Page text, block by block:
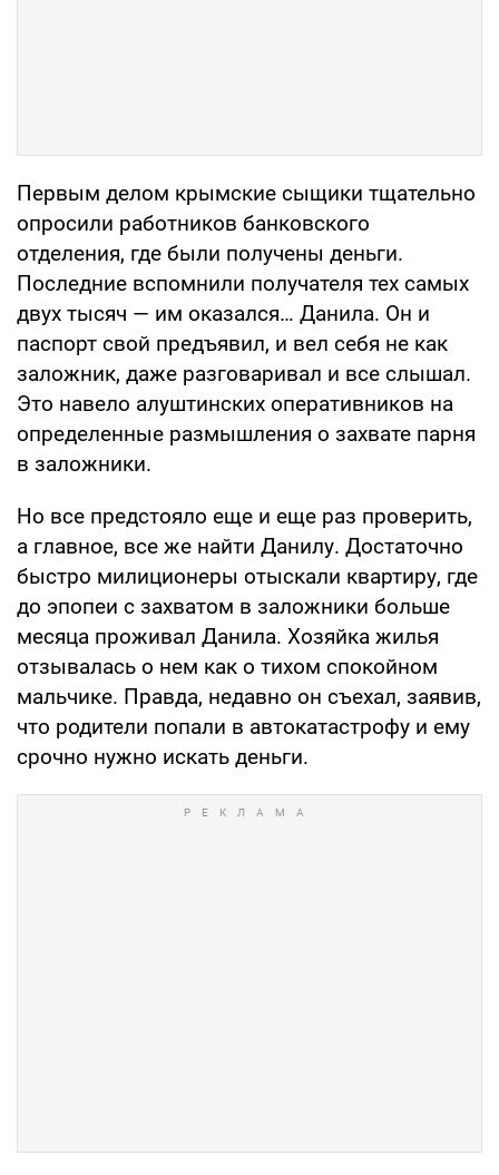
Первым делом крымские сыщики тщательно
опросили работников банковского
отделения, где были получены деньги.
Последние вспомнили получателя тех самых
двух тысяч — им оказался… Данила. Он и
паспорт свой предъявил, и вел себя не как
заложник, даже разговаривал и все слышал.
Это навело алуштинских оперативников на
определенные размышления о захвате парня
в заложники.
Но все предстояло еще и еще раз проверить,
а главное, все же найти Данилу. Достаточно
быстро милиционеры отыскали квартиру, где
до эпопеи с захватом в заложники больше
месяца проживал Данила. Хозяйка жилья
отзывалась о нем как о тихом спокойном
мальчике. Правда, недавно он съехал, заявив,
что родители попали в автокатастрофу и ему
срочно нужно искать деньги.